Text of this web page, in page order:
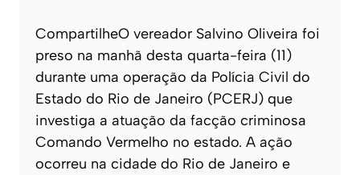
CompartilheO vereador Salvino Oliveira foi
preso na manhã desta quarta-feira (11)
durante uma operação da Polícia Civil do
Estado do Rio de Janeiro (PCERJ) que
investiga a atuação da facção criminosa
Comando Vermelho no estado. A ação
ocorreu na cidade do Rio de Janeiro e